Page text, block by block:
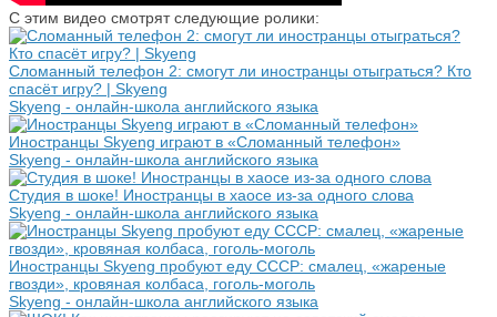
С этим видео смотрят следующие ролики:
Сломанный телефон 2: смогут ли иностранцы отыграться? Кто
спасёт игру? | Skyeng
Skyeng - онлайн-школа английского языка
Иностранцы Skyeng играют в «Сломанный телефон»
Skyeng - онлайн-школа английского языка
Студия в шоке! Иностранцы в хаосе из-за одного слова
Skyeng - онлайн-школа английского языка
Иностранцы Skyeng пробуют еду СССР: смалец, «жареные
гвозди», кровяная колбаса, гоголь-моголь
Skyeng - онлайн-школа английского языка